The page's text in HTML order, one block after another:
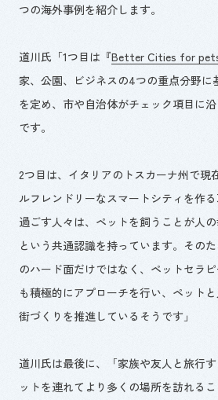
つの海外事例を紹介します。
道川氏「1つ目は『Better Cities for
家、公園、ビジネスの4つの重点分野に
を定め、市や自治体がチェック項目に
です。
2つ目は、イタリアのトスカーナ州で現
ルフレンドリーなスマートシティを作
過ごす人々は、ペットを飼うことが人
という共通認識を持っています。その
のハード面だけではなく、ペットセラ
も積極的にアプローチを行い、ペット
街づくりを推進しているそうです」
道川氏は最後に、「家族や友人と旅行
ットを連れてより多くの場所を訪れる